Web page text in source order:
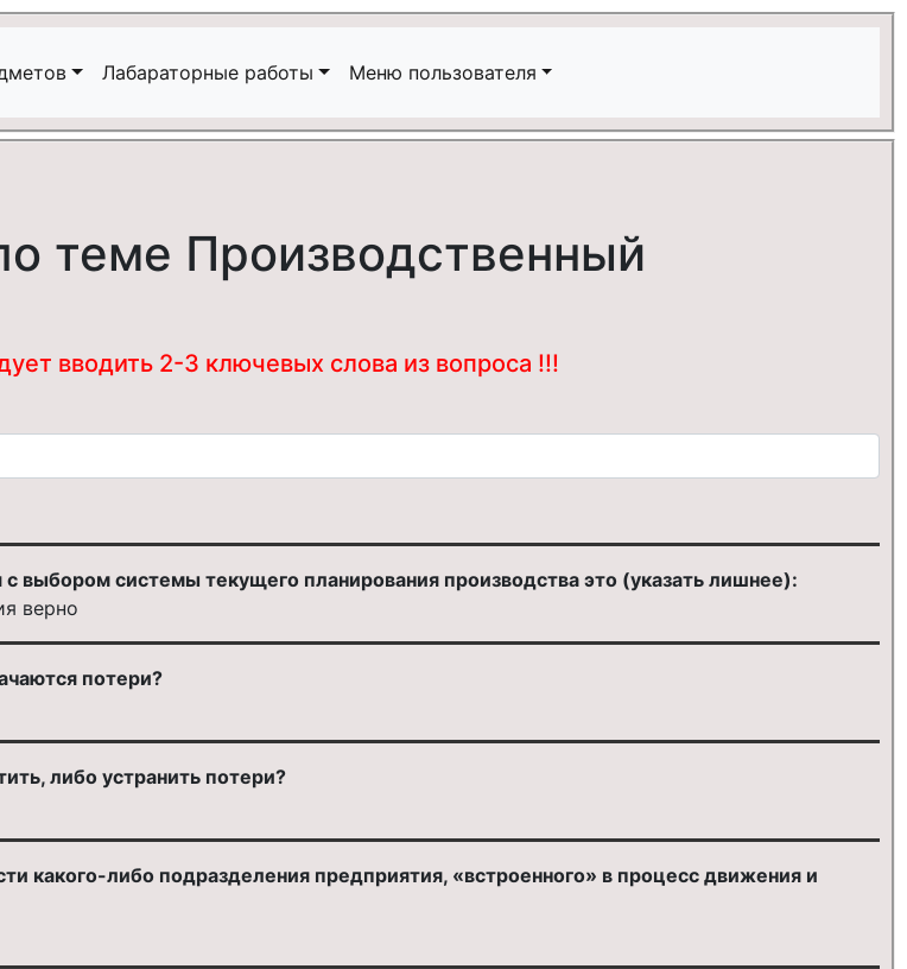
Лабараторные работы Меню пользователя
теме Производственный
вводить 2-3 ключевых слова из вопроса !!!
с выбором системы текущего планирования производства это (указать лишнее):
верно
потери?
либо устранить потери?
какого-либо подразделения предприятия, «встроенного» в процесс движения и